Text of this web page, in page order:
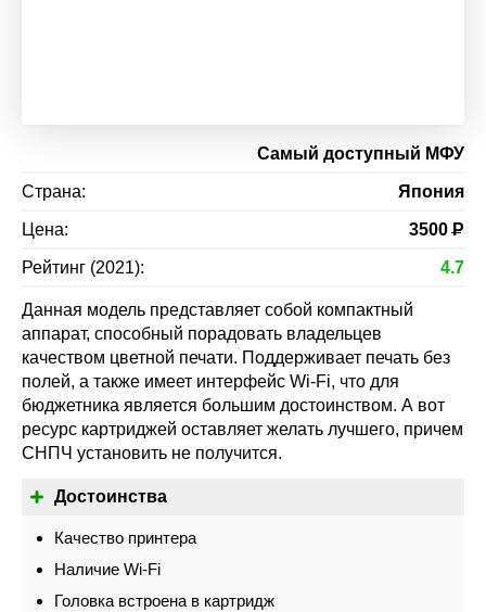
Самый доступный МФУ
Страна: Япония
Цена: 3500Р
Рейтинг (2021): 4.7
Данная модель представляет собой компактный
аппарат, способный порадовать владельцев
качеством цветной печати. Поддерживает печать без
полей, а также имеет интерфейс Wi-Fi, что для
бюджетника является большим достоинством. А вот
ресурс картриджей оставляет желать лучшего, причем
СНПЧ установить не получится.
Достоинства
Качество принтера
Наличие Wi-Fi
Головка встроена в картридж